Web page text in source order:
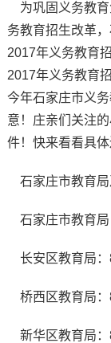
为巩固义务教育
务教育招生改革
2017年义务教育
2017年义务教育
今年石家庄市义
意！庄亲们关注
件！快来看看具
石家庄市教育局
石家庄市教育局
长安区教育局：
桥西区教育局：
新华区教育局：